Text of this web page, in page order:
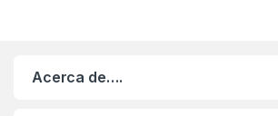
Acerca de….